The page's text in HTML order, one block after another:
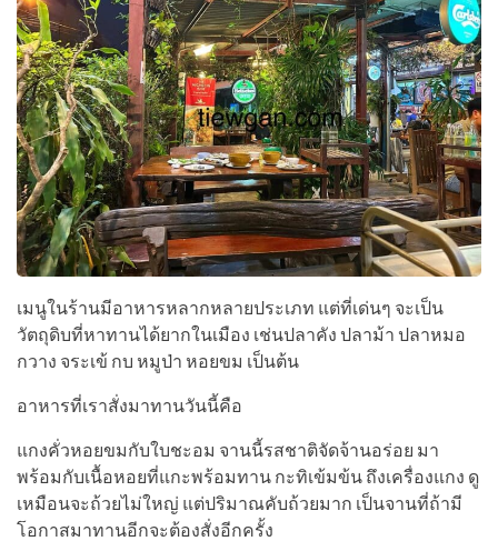
เมนูในร้านมีอาหารหลากหลายประเภท แต่ที่เด่นๆ จะเป็น
วัตถุดิบที่หาทานได้ยากในเมือง เช่นปลาคัง ปลาม้า ปลาหมอ
กวาง จระเข้ กบ หมูป่า หอยขม เป็นต้น
อาหารที่เราสั่งมาทานวันนี้คือ
แกงคั่วหอยขมกับใบชะอม จานนี้รสชาติจัดจ้านอร่อย มา
พร้อมกับเนื้อหอยที่แกะพร้อมทาน กะทิเข้มข้น ถึงเครื่องแกง ดู
เหมือนจะถ้วยไม่ใหญ่ แต่ปริมาณคับถ้วยมาก เป็นจานที่ถ้ามี
โอกาสมาทานอีกจะต้องสั่งอีกครั้ง